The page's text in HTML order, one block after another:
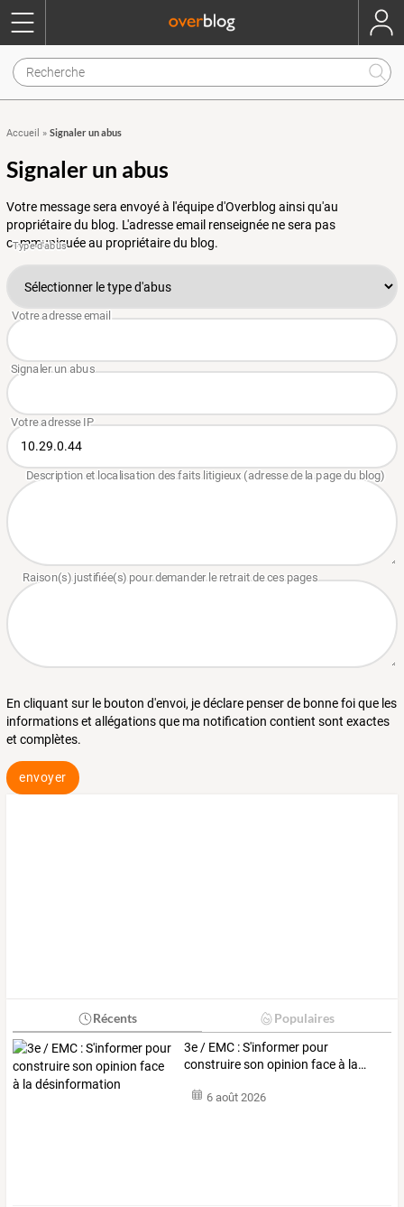
Accueil » Signaler un abus
Signaler un abus
Votre message sera envoyé à l'équipe d'Overblog ainsi qu'au
propriétaire du blog. L'adresse email renseignée ne sera pas
communiquée au propriétaire du blog.
En cliquant sur le bouton d'envoi, je déclare penser de bonne foi que les
informations et allégations que ma notification contient sont exactes
et complètes.
envoyer
Récents Populaires
3e / EMC :S'informer pour
construireson opinion faceà la…
6 août 2026